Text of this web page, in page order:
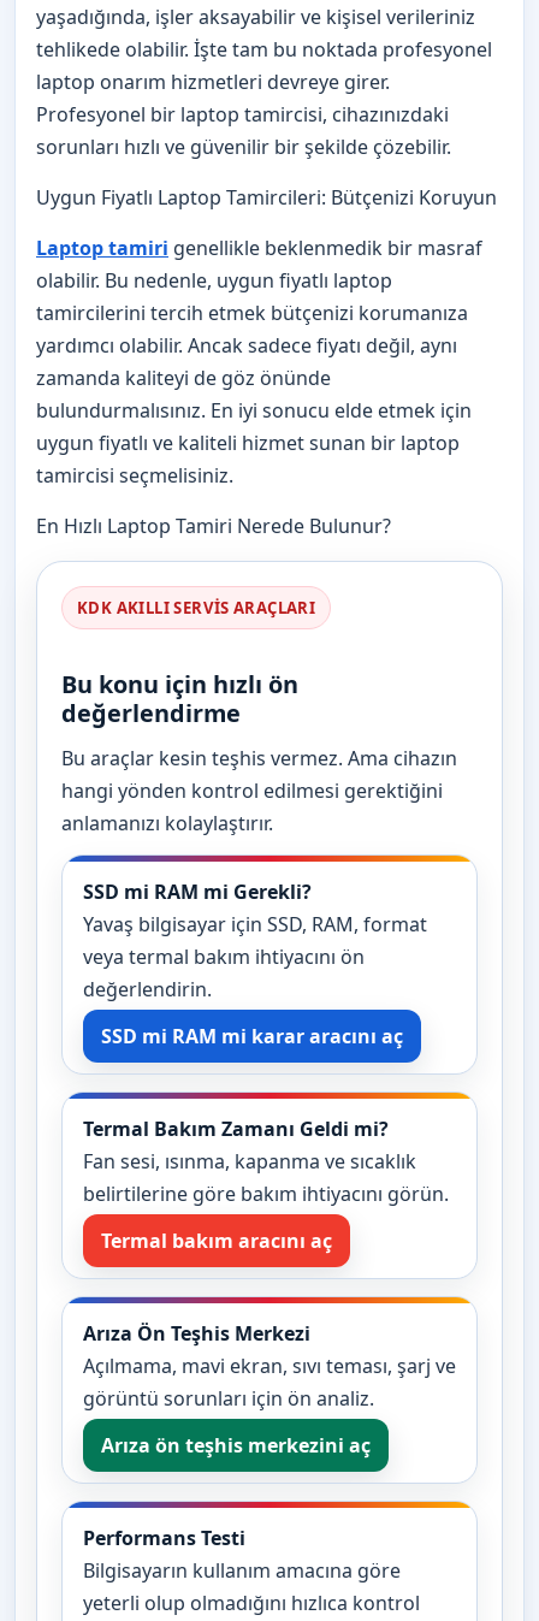
yaşadığında, işler aksayabilir ve kişisel verileriniz
tehlikede olabilir. İşte tam bu noktada profesyonel
laptop onarım hizmetleri devreye girer.
Profesyonel bir laptop tamircisi, cihazınızdaki
sorunları hızlı ve güvenilir bir şekilde çözebilir.
Uygun Fiyatlı Laptop Tamircileri: Bütçenizi Koruyun
Laptop tamiri genellikle beklenmedik bir masraf
olabilir. Bu nedenle, uygun fiyatlı laptop
tamircilerini tercih etmek bütçenizi korumanıza
yardımcı olabilir. Ancak sadece fiyatı değil, aynı
zamanda kaliteyi de göz önünde
bulundurmalısınız. En iyi sonucu elde etmek için
uygun fiyatlı ve kaliteli hizmet sunan bir laptop
tamircisi seçmelisiniz.
En Hızlı Laptop Tamiri Nerede Bulunur?
KDK AKILLI SERVIS ARAÇLARI
Bu konu için hızlı ön
değerlendirme
Bu araçlar kesin teşhis vermez. Ama cihazın
hangi yönden kontrol edilmesi gerektiğini
anlamanızı kolaylaştırır.
SSD mi RAM mi Gerekli?
Yavaş bilgisayar için SSD, RAM, format
veya termal bakım ihtiyacını ön
değerlendirin.
SSD mi RAM mi karar aracını aç
Termal Bakım Zamanı Geldi mi?
Fan sesi, ısınma, kapanma ve sıcaklık
belirtilerine göre bakım ihtiyacını görün.
Termal bakım aracını aç
Arıza Ön Teşhis Merkezi
Açılmama, mavi ekran, sıvı teması, şarj ve
görüntü sorunları için ön analiz.
Arıza ön teşhis merkezini aç
Performans Testi
Bilgisayarın kullanım amacına göre
yeterli olup olmadığını hızlıca kontrol